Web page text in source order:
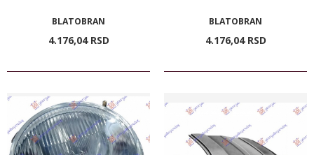
BLATOBRAN
4.176,04 RSD
BLATOBRAN
4.176,04 RSD